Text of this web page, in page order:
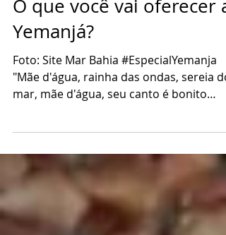
29 de jan.
O que você vai oferecer a
Yemanjá?
Foto: Site Mar Bahia #EspecialYemanja
Iemanjá, faz até o pescador chorar..." A
música que embala tantas homenagens
Rainha do Mar é também um singelo e
poderoso presente a Yemanjá no dia 2 de
Fevereiro. Pelo menos para muitos